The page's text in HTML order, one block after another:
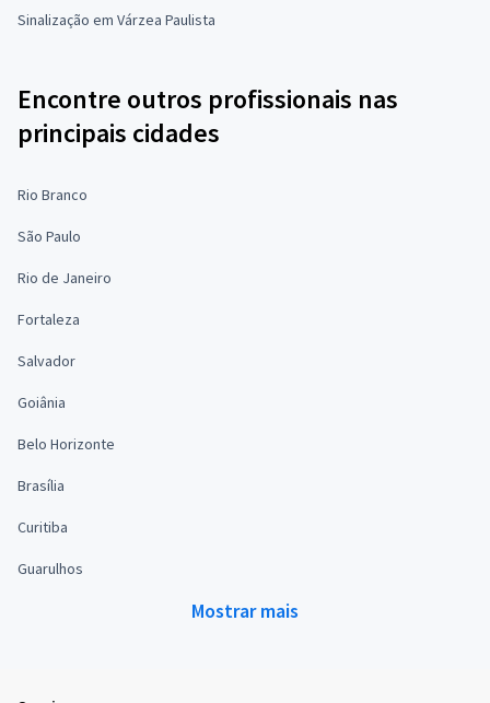
Sinalização em Várzea Paulista
Encontre outros profissionais nas
principais cidades
Rio Branco
São Paulo
Rio de Janeiro
Fortaleza
Salvador
Goiânia
Belo Horizonte
Brasília
Curitiba
Guarulhos
Mostrar mais